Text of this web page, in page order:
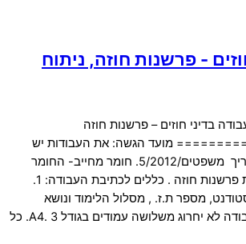
- פרשנות חוזה, ניתוח
– פרשנות חוזה
מועד הגשה: את העבודות יש
להגיש לא יאוחר מתאריך משפטים/5/2012. חומר מחייב- החומר
המופיע בסילבוס תחת פרשנות חוזה . כללים לכתיבת העבודה: 1.
מספר ת.ז. , מסלול הלימוד ונושא
העבודה. 2. היקף העבודה לא יחרוג משלושה עמודים בגודל A4. 3. כל